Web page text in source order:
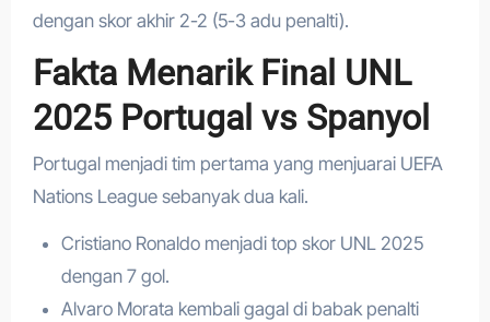
dengan skor akhir 2-2 (5-3 adu penalti).
Fakta Menarik Final UNL
2025 Portugal vs Spanyol
Portugal menjadi tim pertama yang menjuarai UEFA
Nations League sebanyak dua kali.
Cristiano Ronaldo menjadi top skor UNL 2025
dengan 7 gol.
Alvaro Morata kembali gagal di babak penalti